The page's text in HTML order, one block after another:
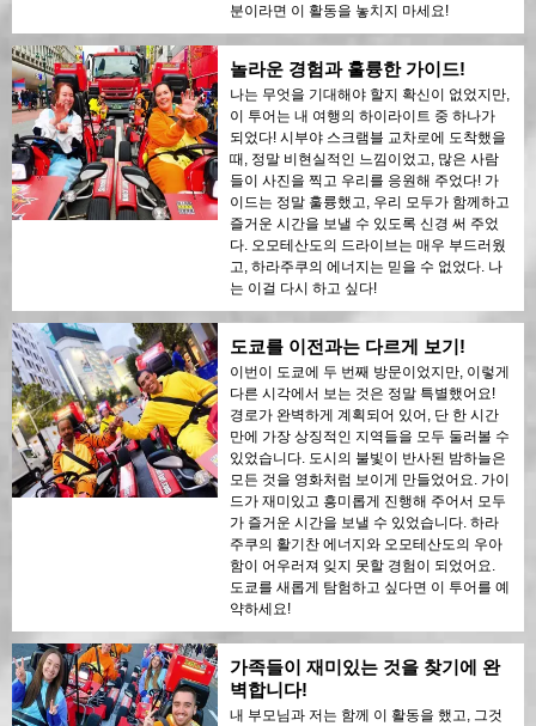
분이라면 이 활동을 놓치지 마세요!
놀라운 경험과 훌륭한 가이드!
나는 무엇을 기대해야 할지 확신이 없었지만,
이 투어는 내 여행의 하이라이트 중 하나가
되었다! 시부야 스크램블 교차로에 도착했을
때, 정말 비현실적인 느낌이었고, 많은 사람
들이 사진을 찍고 우리를 응원해 주었다! 가
이드는 정말 훌륭했고, 우리 모두가 함께하고
즐거운 시간을 보낼 수 있도록 신경 써 주었
다. 오모테산도의 드라이브는 매우 부드러웠
고, 하라주쿠의 에너지는 믿을 수 없었다. 나
는 이걸 다시 하고 싶다!
도쿄를 이전과는 다르게 보기!
이번이 도쿄에 두 번째 방문이었지만, 이렇게
다른 시각에서 보는 것은 정말 특별했어요!
경로가 완벽하게 계획되어 있어, 단 한 시간
만에 가장 상징적인 지역들을 모두 둘러볼 수
있었습니다. 도시의 불빛이 반사된 밤하늘은
모든 것을 영화처럼 보이게 만들었어요. 가이
드가 재미있고 흥미롭게 진행해 주어서 모두
가 즐거운 시간을 보낼 수 있었습니다. 하라
주쿠의 활기찬 에너지와 오모테산도의 우아
함이 어우러져 잊지 못할 경험이 되었어요.
도쿄를 새롭게 탐험하고 싶다면 이 투어를 예
약하세요!
가족들이 재미있는 것을 찾기에 완
벽합니다!
내 부모님과 저는 함께 이 활동을 했고, 그것